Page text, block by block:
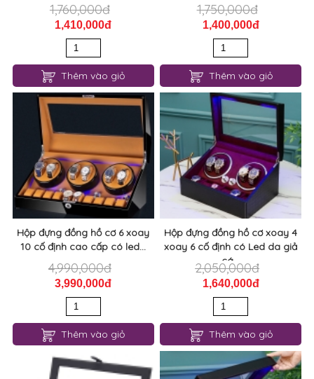
1,760,000đ
1,410,000đ
Thêm vào giỏ
1,750,000đ
1,400,000đ
Thêm vào giỏ
Hộp đựng đồng hồ cơ 6 xoay
10 cố định cao cấp có led...
4,990,000đ
3,990,000đ
Thêm vào giỏ
Hộp đựng đồng hồ cơ xoay 4
xoay 6 cố định có Led da giả
cá...
2,050,000đ
1,640,000đ
Thêm vào giỏ